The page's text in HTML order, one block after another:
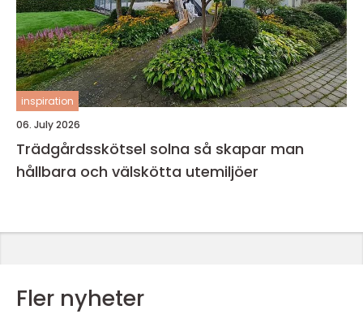
inspiration
06. July 2026
Trädgårdsskötsel solna så skapar man
hållbara och välskötta utemiljöer
Fler nyheter